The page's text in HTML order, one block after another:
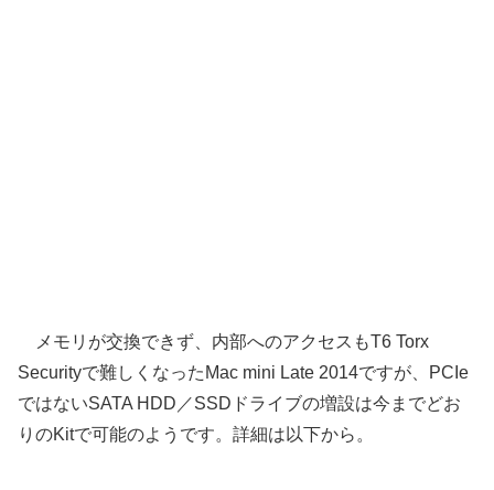
メモリが交換できず、内部へのアクセスもT6 Torx
Securityで難しくなったMac mini Late 2014ですが、PCIe
ではないSATA HDD／SSDドライブの増設は今までどお
りのKitで可能のようです。詳細は以下から。